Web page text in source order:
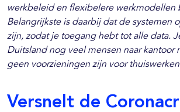
werkbeleid en flexibelere werkmodellen
Belangrijkste is daarbij dat de systemen
zijn, zodat je toegang hebt tot alle data.
Duitsland nog veel mensen naar kantoor
geen voorzieningen zijn voor
Versnelt de